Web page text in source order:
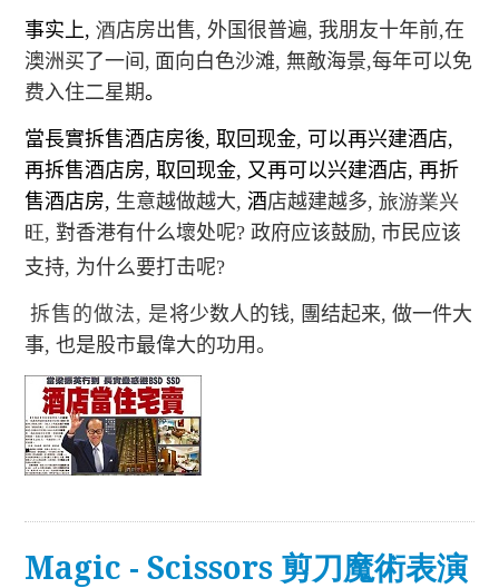
事实上, 酒店房出售, 外国很普遍, 我朋友十年前,在
澳洲买了一间 , 面向白色沙滩, 無敵海景,每年可以免
费入住二星期。
當長實拆售酒店房後,取回现金, 可以再兴建酒店,
再拆售酒店房, 取回现金, 又再可以兴建酒店,再折
售酒店房, 生意越做越大, 酒店越建越多, 旅游業兴
旺,對香港有什么壞处呢?政府应该鼓励, 市民应该
支持, 为什么要打击呢?
拆售的做法, 是将少数人的钱, 團结起来, 做一件大
事, 也是股市最偉大的功用。
Magic - Scissors 剪刀魔術表演